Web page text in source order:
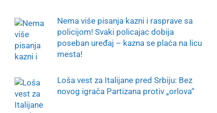
Nema više pisanja kazni i rasprave sa
policijom! Svaki policajac dobija
poseban uređaj – kazna se plaća na licu
mesta!
Loša vest za Italijane pred Srbiju: Bez
novog igrača Partizana protiv „orlova“